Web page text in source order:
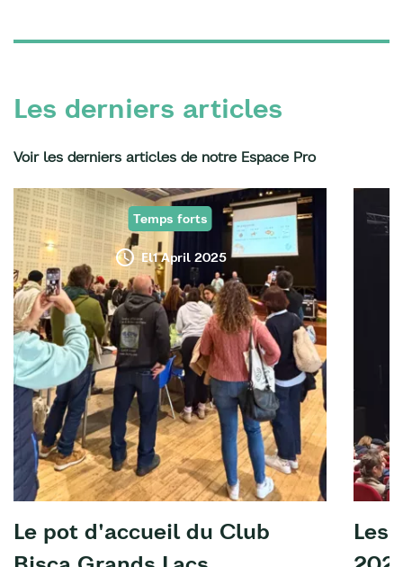
Les derniers articles
Voir les derniers articles de notre Espace Pro
Temps forts
El1 April 2025
Le pot d'accueil du Club
Les